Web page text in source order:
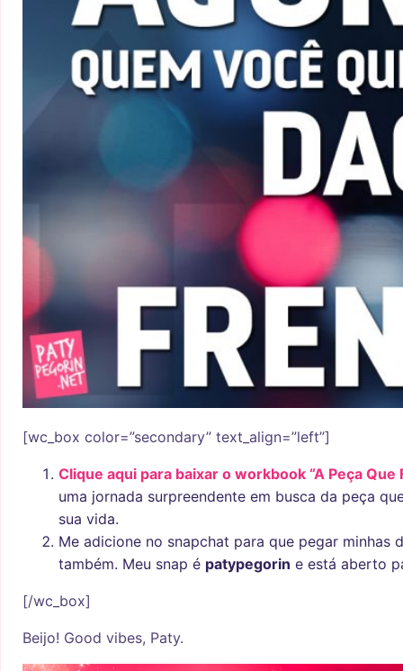
[wc_box color=”secondary” text_align=”left”]
Clique aqui para baixar o workbook “A Peça Que
uma jornada surpreendente em busca da peça
sua vida.
Me adicione no snapchat para que pegar minhas
também. Meu snap é patypegorin e está aberto
[/wc_box]
Beijo! Good vibes, Paty.